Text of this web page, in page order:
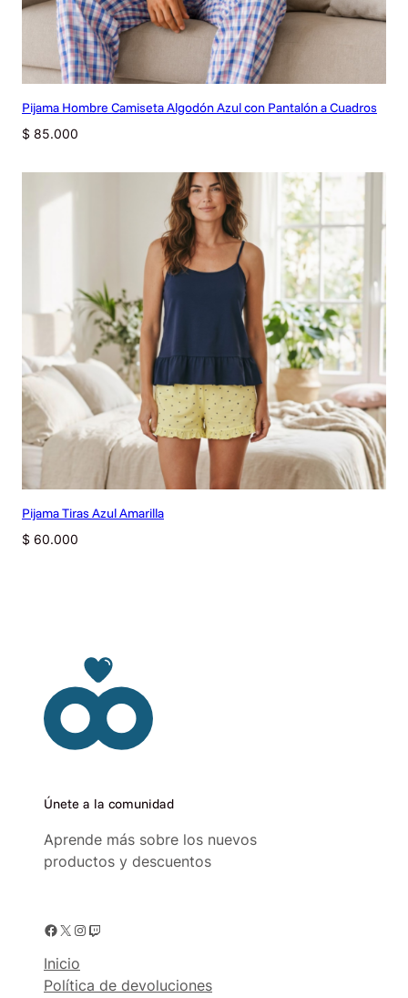
Pijama Hombre Camiseta Algodón Azul con Pantalón a Cuadros
$ 85.000
Pijama Tiras Azul Amarilla
$ 60.000
Únete a la comunidad
Aprende más sobre los nuevos
productos y descuentos
Facebook X Instagram Twitch
Inicio
Política de devoluciones